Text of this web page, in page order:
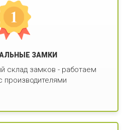
ЗАМКИ
склад замков - работаем
производителями